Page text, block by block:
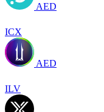
AED
ICX
AED
ILV